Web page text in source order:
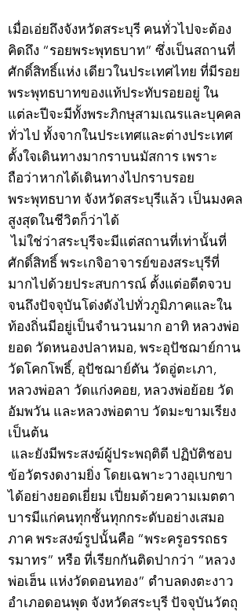
เมื่อเอ่ยถึงจังหวัดสระบุรี คนทั่วไปจะต้อง
คิดถึง “รอยพระพุทธบาท” ซึ่งเป็นสถานที่
ศักดิ์สิทธิ์แห่ง เดียวในประเทศไทย ที่มีรอย
พระพุทธบาทของแท้ประทับรอยอยู่ ใน
แต่ละปีจะมีทั้งพระภิกษุสามเณรและบุคคล
ทั่วไป ทั้งจากในประเทศและต่างประเทศ
ตั้งใจเดินทางมากราบนมัสการ เพราะ
ถือว่าหากได้เดินทางไปกราบรอย
พระพุทธบาท จังหวัดสระบุรีแล้ว เป็นมงคล
สูงสุดในชีวิตก็ว่าได้
ไม่ใช่ว่าสระบุรีจะมีแต่สถานที่เท่านั้นที่
ศักดิ์สิทธิ์ พระเกจิอาจารย์ของสระบุรีที่
มากไปด้วยประสบการณ์ ตั้งแต่อดีตจวบ
จนถึงปัจจุบันโด่งดังไปทั่วภูมิภาคและใน
ท้องถิ่นมีอยู่เป็นจำนวนมาก อาทิ หลวงพ่อ
ยอด วัดหนองปลาหมอ, พระอุปัชฌาย์กาน
วัดโคกโพธิ์, อุปัชฌาย์ตัน วัดอู่ตะเภา,
หลวงพ่อลา วัดแก่งคอย, หลวงพ่อย้อย วัด
อัมพวัน และหลวงพ่อตาบ วัดมะขามเรียง
เป็นต้น
และยังมีพระสงฆ์ผู้ประพฤติดี ปฏิบัติชอบ
ข้อวัตรงดงามยิ่ง โดยเฉพาะวางอุเบกขา
ได้อย่างยอดเยี่ยม เปี่ยมด้วยความเมตตา
บารมีแก่คนทุกชั้นทุกกระดับอย่างเสมอ
ภาค พระสงฆ์รูปนั้นคือ “พระครูอรรถธร
รมาทร” หรือ ที่เรียกกันติดปากว่า “หลวง
พ่อเฮ็น แห่งวัดดอนทอง” ตำบลดงตะงาว
อำเภอดอนพุด จังหวัดสระบุรี ปัจจุบันวัตถุ